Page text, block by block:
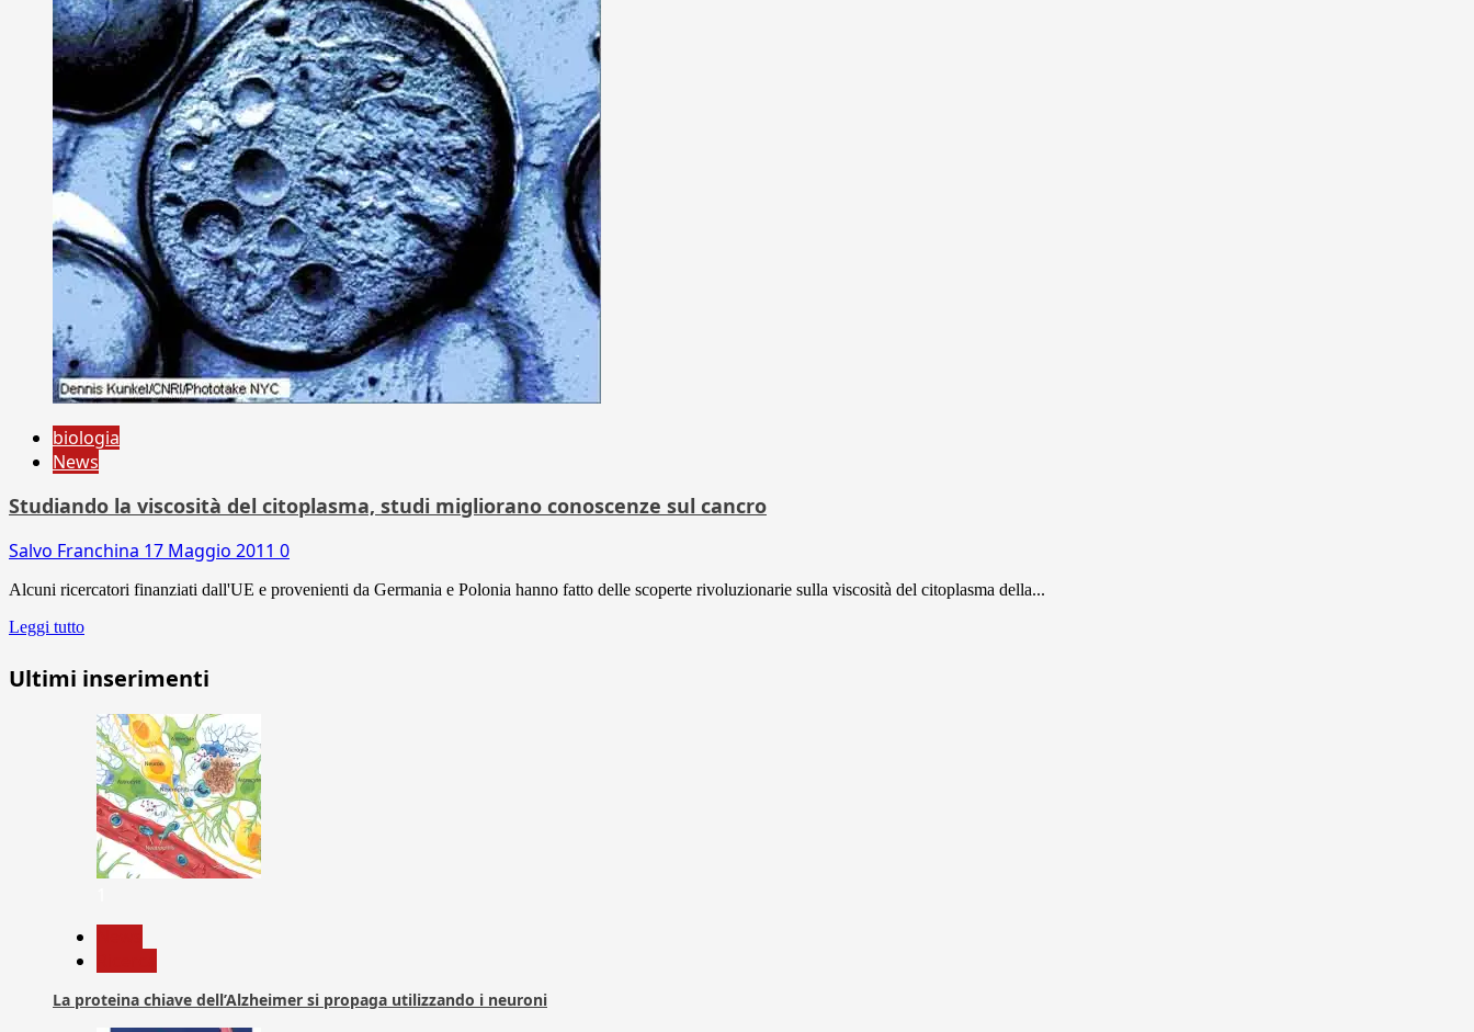
biologia
News
Studiando la viscosità del citoplasma, studi migliorano conoscenze sul cancro
Salvo Franchina 17 Maggio 2011 0
Alcuni ricercatori finanziati dall'UE e provenienti da Germania e Polonia hanno fatto delle scoperte rivoluzionarie sulla viscosità del citoplasma della...
Leggi tutto
Ultimi inserimenti
La proteina chiave dell’Alzheimer si propaga utilizzando i neuroni